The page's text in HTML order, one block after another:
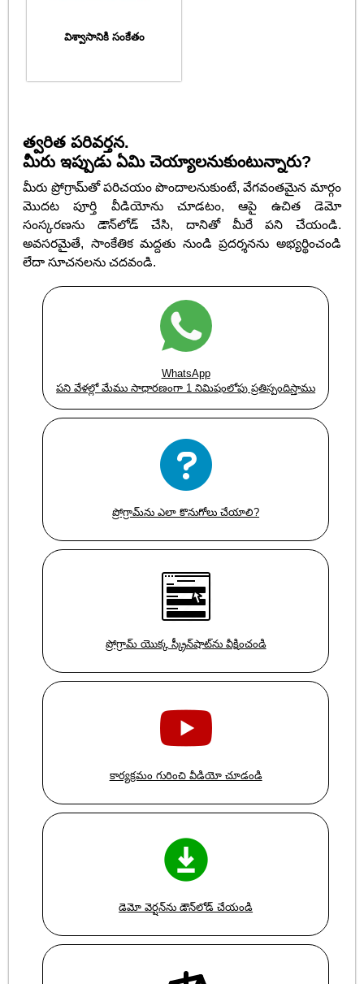
విశ్వాసానికి సంకేతం
త్వరిత పరివర్తన.
మీరు ఇప్పుడు ఏమి చెయ్యాలనుకుంటున్నారు?
మీరు ప్రోగ్రామ్‌తో పరిచయం పొందాలనుకుంటే, వేగవంతమైన మార్గం
మొదట పూర్తి వీడియోను చూడటం, ఆపై ఉచిత డెమో
సంస్కరణను డౌన్‌లోడ్ చేసి, దానితో మీరే పని చేయండి.
అవసరమైతే, సాంకేతిక మద్దతు నుండి ప్రదర్శనను అభ్యర్థించండి
లేదా సూచనలను చదవండి.
WhatsApp
పని వేళల్లో మేము సాధారణంగా 1 నిమిషంలోపు ప్రతిస్పందిస్తాము
ప్రోగ్రామ్‌ను ఎలా కొనుగోలు చేయాలి?
ప్రోగ్రామ్ యొక్క స్క్రీన్‌షాట్‌ను వీక్షించండి
కార్యక్రమం గురించి వీడియో చూడండి
డెమో వెర్షన్‌ను డౌన్‌లోడ్ చేయండి